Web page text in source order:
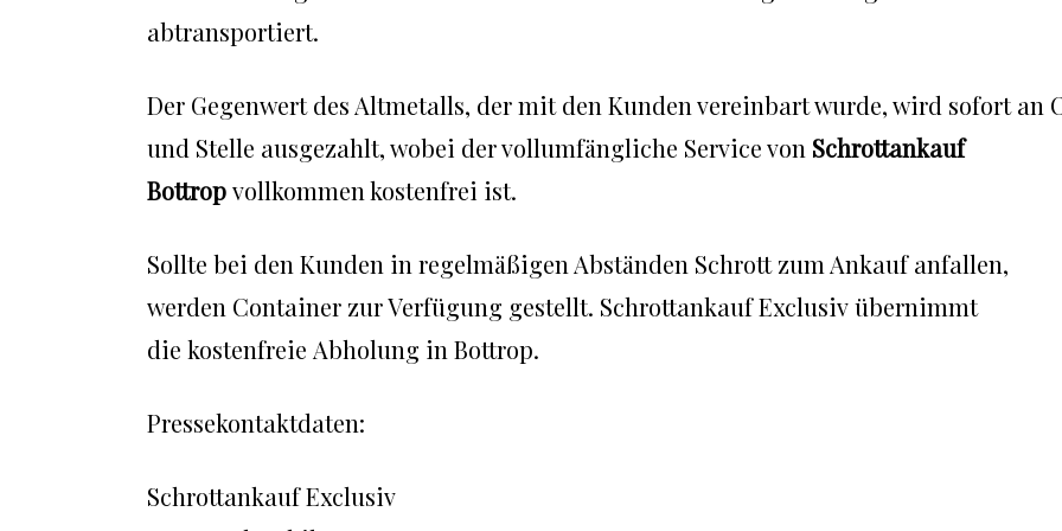
abtransportiert.
Der Gegenwert des Altmetalls, der mit den Kunden vereinbart wurde, wird sofort an
und Stelle ausgezahlt, wobei der vollumfängliche Service von Schrottankauf
Bottropvollkommen kostenfrei ist.
Sollte bei den Kunden in regelmäßigen Abständen Schrott zum Ankauf anfallen,
werden Container zur Verfügung gestellt. Schrottankauf Exclusiv übernimmt
die kostenfreie Abholung in Bottrop.
Pressekontaktdaten:
Schrottankauf Exclusiv